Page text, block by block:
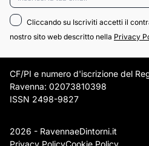
Cliccando su Iscriviti accetti il
nostro sito web descritto nella Privacy
CF/PI e numero d'iscrizione del
Ravenna: 02073810398
ISSN 2498-9827
2026 - RavennaeDintorni.it
Privacy PolicyCookie Policy